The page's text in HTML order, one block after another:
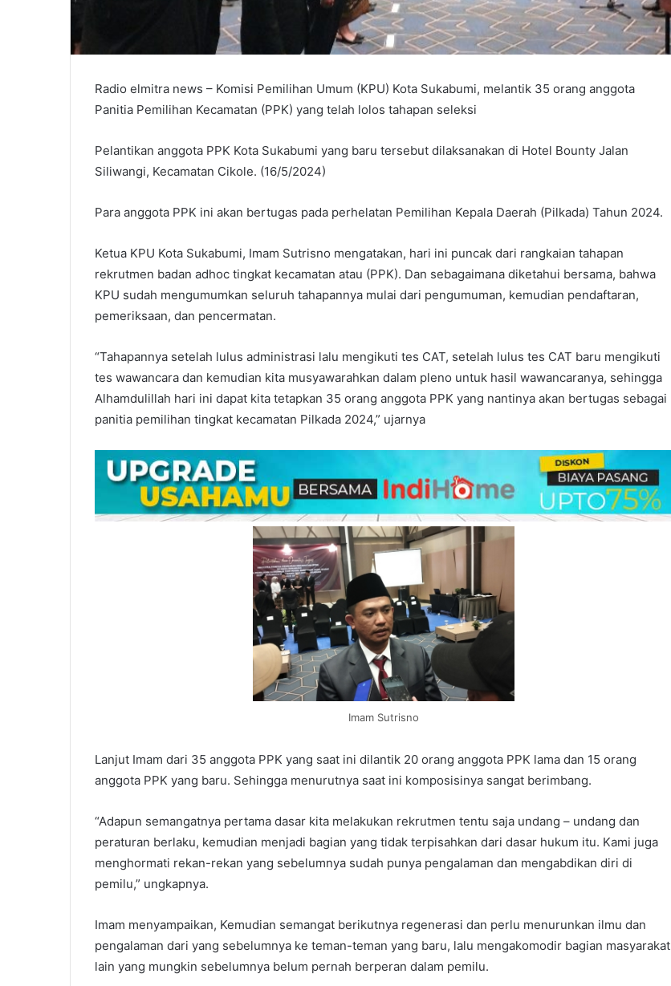
Radio elmitra news – Komisi Pemilihan Umum (KPU) Kota Sukabumi, melantik 35 orang anggota
Panitia Pemilihan Kecamatan (PPK) yang telah lolos tahapan seleksi
Pelantikan anggota PPK Kota Sukabumi yang baru tersebut dilaksanakan di Hotel Bounty Jalan
Siliwangi, Kecamatan Cikole. (16/5/2024)
Para anggota PPK ini akan bertugas pada perhelatan Pemilihan Kepala Daerah (Pilkada) Tahun 2024.
Ketua KPU Kota Sukabumi, Imam Sutrisno mengatakan, hari ini puncak dari rangkaian tahapan
rekrutmen badan adhoc tingkat kecamatan atau (PPK). Dan sebagaimana diketahui bersama, bahwa
KPU sudah mengumumkan seluruh tahapannya mulai dari pengumuman, kemudian pendaftaran,
pemeriksaan, dan pencermatan.
“Tahapannya setelah lulus administrasi lalu mengikuti tes CAT, setelah lulus tes CAT baru mengikuti
tes wawancara dan kemudian kita musyawarahkan dalam pleno untuk hasil wawancaranya, sehingga
Alhamdulillah hari ini dapat kita tetapkan 35 orang anggota PPK yang nantinya akan bertugas sebagai
panitia pemilihan tingkat kecamatan Pilkada 2024,” ujarnya
Imam Sutrisno
Lanjut Imam dari 35 anggota PPK yang saat ini dilantik 20 orang anggota PPK lama dan 15 orang
anggota PPK yang baru. Sehingga menurutnya saat ini komposisinya sangat berimbang.
“Adapun semangatnya pertama dasar kita melakukan rekrutmen tentu saja undang – undang dan
peraturan berlaku, kemudian menjadi bagian yang tidak terpisahkan dari dasar hukum itu. Kami juga
menghormati rekan-rekan yang sebelumnya sudah punya pengalaman dan mengabdikan diri di
pemilu,” ungkapnya.
Imam menyampaikan, Kemudian semangat berikutnya regenerasi dan perlu menurunkan ilmu dan
pengalaman dari yang sebelumnya ke teman-teman yang baru, lalu mengakomodir bagian masyarakat
lain yang mungkin sebelumnya belum pernah berperan dalam pemilu.